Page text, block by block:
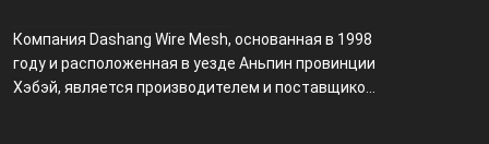
Компания Dashang Wire Mesh, основанная в 1998
году и расположенная в уезде Аньпин провинции
Хэбэй, является производителем и поставщиком,